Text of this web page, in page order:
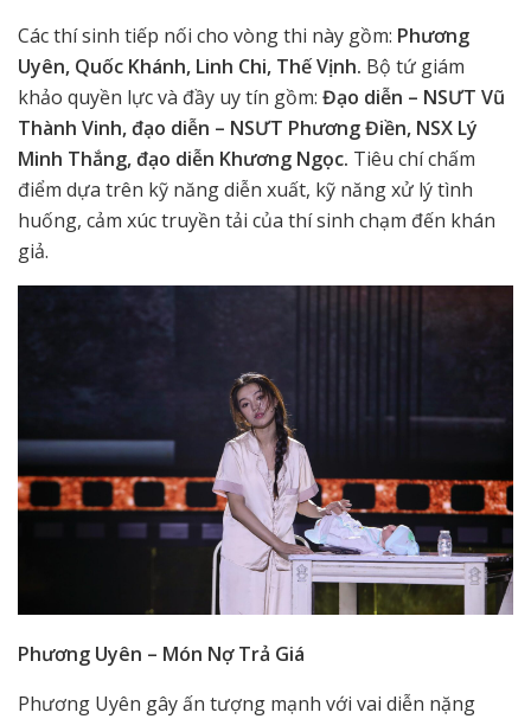
Các thí sinh tiếp nối cho vòng thi này gồm: Phương
Uyên, Quốc Khánh, Linh Chi, Thế Vịnh. Bộ tứ giám
khảo quyền lực và đầy uy tín gồm: Đạo diễn – NSƯT Vũ
Thành Vinh, đạo diễn – NSƯT Phương Điền, NSX Lý
Minh Thắng, đạo diễn Khương Ngọc. Tiêu chí chấm
điểm dựa trên kỹ năng diễn xuất, kỹ năng xử lý tình
huống, cảm xúc truyền tải của thí sinh chạm đến khán
giả.
Phương Uyên – Món Nợ Trả Giá
Phương Uyên gây ấn tượng mạnh với vai diễn nặng